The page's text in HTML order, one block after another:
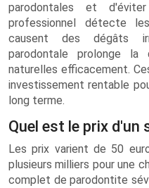
parodontales et
professionnel détecte
causent des dégâts
parodontale prolonge
naturelles efficacement.
investissement rentable
long terme.
Quel est le prix d'un
Les prix varient de 50
plusieurs milliers pour une
complet de parodontite